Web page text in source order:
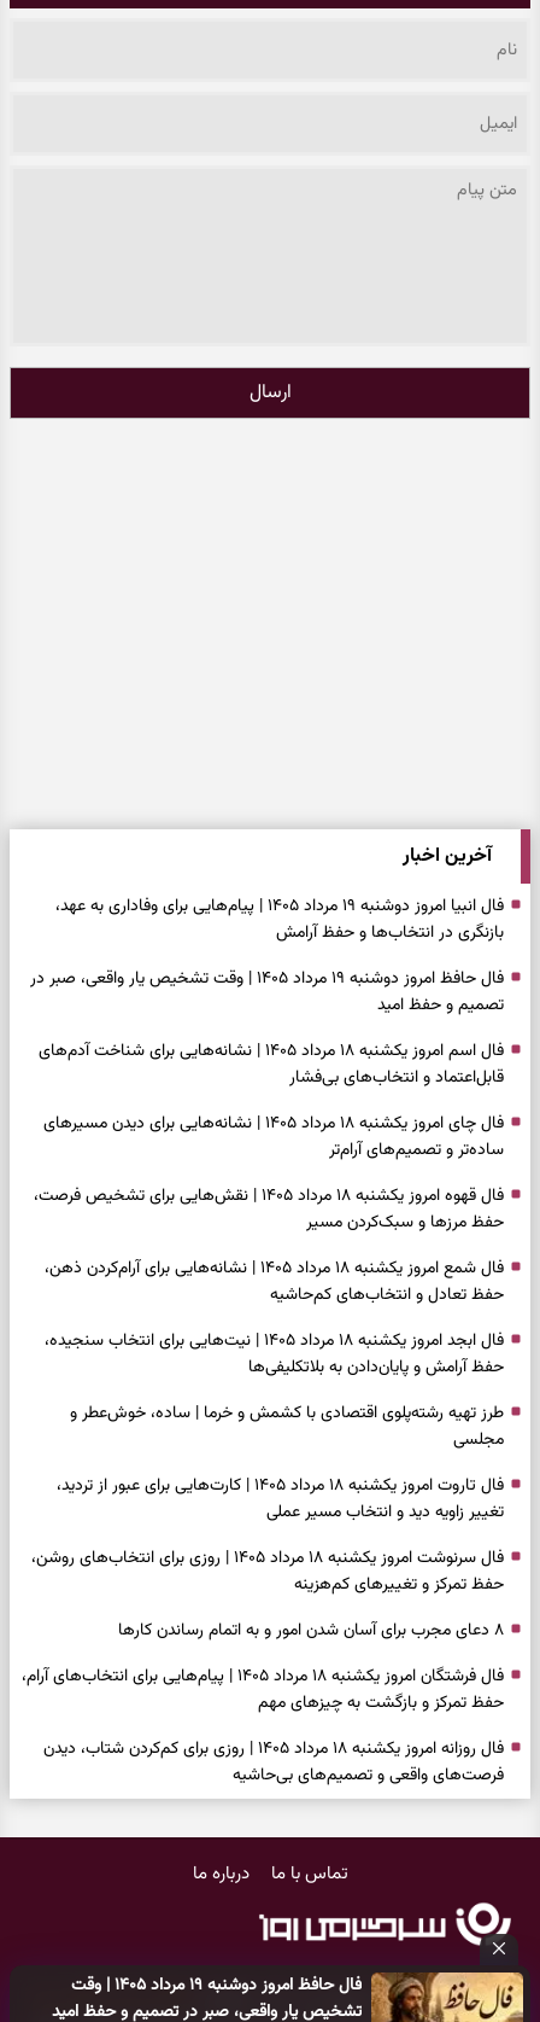
فال حافظ امروز دوشنبه ۱۹ مرداد ۱۴۰۵ | وقت
تشخیص یار واقعی، صبر در تصمیم و حفظ امید
ارسال
آخرین اخبار
فال انبیا امروز دوشنبه ۱۹ مرداد ۱۴۰۵ | پیام‌هایی برای وفاداری به عهد،
بازنگری در انتخاب‌ها و حفظ آرامش
فال حافظ امروز دوشنبه ۱۹ مرداد ۱۴۰۵ | وقت تشخیص یار واقعی، صبر در
تصمیم و حفظ امید
فال اسم امروز یکشنبه ۱۸ مرداد ۱۴۰۵ | نشانه‌هایی برای شناخت آدم‌های
قابل‌اعتماد و انتخاب‌های بی‌فشار
فال چای امروز یکشنبه ۱۸ مرداد ۱۴۰۵ | نشانه‌هایی برای دیدن مسیرهای
ساده‌تر و تصمیم‌های آرام‌تر
فال قهوه امروز یکشنبه ۱۸ مرداد ۱۴۰۵ | نقش‌هایی برای تشخیص فرصت،
حفظ مرزها و سبک‌کردن مسیر
فال شمع امروز یکشنبه ۱۸ مرداد ۱۴۰۵ | نشانه‌هایی برای آرام‌کردن ذهن،
حفظ تعادل و انتخاب‌های کم‌حاشیه
فال ابجد امروز یکشنبه ۱۸ مرداد ۱۴۰۵ | نیت‌هایی برای انتخاب سنجیده،
حفظ آرامش و پایان‌دادن به بلاتکلیفی‌ها
طرز تهیه رشته‌پلوی اقتصادی با کشمش و خرما | ساده، خوش‌عطر و
مجلسی
فال تاروت امروز یکشنبه ۱۸ مرداد ۱۴۰۵ | کارت‌هایی برای عبور از تردید،
تغییر زاویه دید و انتخاب مسیر عملی
فال سرنوشت امروز یکشنبه ۱۸ مرداد ۱۴۰۵ | روزی برای انتخاب‌های روشن،
حفظ تمرکز و تغییرهای کم‌هزینه
۸ دعای مجرب برای آسان شدن امور و به اتمام رساندن کار‌ها
فال فرشتگان امروز یکشنبه ۱۸ مرداد ۱۴۰۵ | پیام‌هایی برای انتخاب‌های آرام،
حفظ تمرکز و بازگشت به چیزهای مهم
فال روزانه امروز یکشنبه ۱۸ مرداد ۱۴۰۵ | روزی برای کم‌کردن شتاب، دیدن
فرصت‌های واقعی و تصمیم‌های بی‌حاشیه
واقعی، کم‌کردن بار اضافه و تصمیم بدون عجله
حفظ چیزهایی که ارزش ماندن دارند
تماس با ما درباره ما
کلیه حقوق مادی و معنوی این سایت متعلق بهپایگاه خبری سرگرمی روز